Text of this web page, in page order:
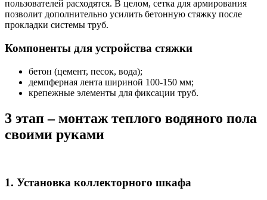
пользователей расходятся. В целом, сетка для армирования
позволит дополнительно усилить бетонную стяжку после
прокладки системы труб.
Компоненты для устройства стяжки
бетон (цемент, песок, вода);
демпферная лента шириной 100-150 мм;
крепежные элементы для фиксации труб.
3 этап – монтаж теплого водяного пола
своими руками
1. Установка коллекторного шкафа